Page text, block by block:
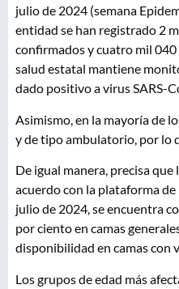
julio de 2024 (semana
entidad se han registrado 2
confirmados y cuatro mil
salud estatal mantiene
dado positivo a virus SARS-
Asimismo, en la mayoría de
y de tipo ambulatorio, por lo
De igual manera, precisa
acuerdo con la plataforma
julio de 2024, se encuentra
por ciento en camas
disponibilidad en camas con
Los grupos de edad más